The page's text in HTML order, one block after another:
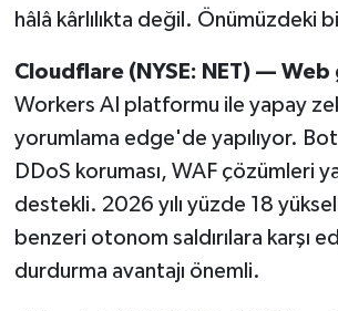
hâlâ kârlılıkta değil. Önümüzdeki
Cloudflare (NYSE: NET) —
Workers AI platformu ile yapay
yorumlama edge'de yapılıyor.
DDoS koruması, WAF çözümleri
destekli. 2026 yılı yüzde 18
benzeri otonom saldırılara karşı
durdurma avantajı önemli.